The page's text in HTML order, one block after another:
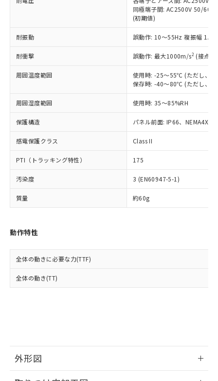
同極端子間: AC2500V 50/
(初期値)
耐振動 誤動作: 10～55Hz 複振幅
耐衝撃 誤動作: 最大1000m/s2 (接点
周囲温度範囲
使用時: -25～55℃ (ただし、氷
保存時: -40～80℃ (ただし、氷
周囲湿度範囲 使用時: 35～85%RH
保護構造 パネル前面: IP66、NEMA4X,
感電保護クラス Class II
PTI（トラッキング特性） 175
汚染度 3 (EN60947-5-1)
質量 約60g
動作特性
全体の動きに必要な力(TTF)
全体の動き(TT)
外形図
在庫状況および標準価格照会結果は、
記載している更新日時点での社内デー
タに基づき作成されるものであり、閲
覧された時点での実際の在庫および標
準価格とは異なる場合があることをご
正式な納期状況および標準価格はお客
様のお取引先、またはお客様担当のオ
ムロン制御機器販売店・当社販売員に
オムロン制御機器販売店や当社販売拠
販売ネットワーク
」をご確認
在庫状況および標準価格結果を当社の
事前の承諾なく第三者に漏洩または開
示しないようお願いします。
マイパーツ機能（部品リスト作成サー
ビス）をご利用いただくには、I-Web
メンバーズにご登録されている必要が
引・商談に必要な範囲で利用すること
をご了承ください。
※当社の共同利用者とは、
の共同利用に関して"
の「1.共同利
むを得ず変更することがあります。
六価クロム(Cr(Ⅵ)) 1000ppm以下、ポリ臭化ビフェニル
類(PBB) 1000ppm以下、ポリ臭化ジフェニルエーテル類
(PBDE) 1000ppm以下、フタル酸ビス(2-エチルヘキシ
ル) (DEHP)(別名：DOP) 1000ppm以下、フタル酸ブチ
ルベンジル（BBP） 1000ppm以下、フタル酸ジブチル
（DBP） 1000ppm以下、フタル酸ジイソブチル
適用除外項目は除く。
フタル酸エステル類の４物質については閾値を超える意
図的な使用がないことを確認しています。
部品在庫の切り替え状況などにより、予定
月が前後することがあります。
とができます。
51物質の非含有証明書（当社基準）
欄に対応日を記載しておりました。
既に当社にて対応品への在庫切替を完了
していることから、特段のことがない限
「－」：未確認です。当社販売部門へお問
*中国RoHS10物質の基準値 (GB/T26572)：
Pb(鉛) :1000ppm、 Hg(水銀) : 1000ppm、 Cd(カドミウ
Cr(Ⅵ)(六価クロム) : 1000ppm、 PBBs(ポリ臭化ビフェ
DBP(フタル酸ジブチル) : 1000ppm、 DIBP(フタル酸ジ
イソブチル) : 1000ppm、 BBP(フタル酸ブチルベンジ
DEHP(フタル酸ビス(2-エチルヘキシル)) : 1000ppm
※2 環境保護使用期限
「ｅ」：有害物質（10物質）のすべてが基
準値以下であることを示します。
「10」：通常の使用状況下において有害物
質が外部に漏えいし、環境に深刻な影響を
及ぼさない年数を意味します。
「－」：未確認です。当社販売部門へお問
い合わせください。
為替および外国貿易法に定める商品
（以下｢規制貨物等」という）を輸出
または国外への提供する場合は、日本
国政府の輸出許可(または役務取引許
可)を取得するなどの必要な手続きを
当社は規制貨物を破棄する場合は、完
全に破砕するなど、違法に輸出されな
いよう必要な手段を講じます。
当社は貴社製品を、核兵器、ミサイ
ル、化学兵器、生物兵器またはその他
武器並びにこれらの製造装置等に一切
当社は、貴社製品を第三者に販売する
場合は、上記1、2および3の内容を当
該第三者に通知します。また当社は、
販売先および販売に係わる関係者が違
法に輸出するおそれがある場合は、取
り引きをいたしません。
一定数以上の在庫あり
一定数には満たないが在庫あり
在庫なし(最新の在庫状況につ
いては、お客様のお取引先、ま
たはお客様担当のオムロン制御
機器販売店・当社販売員にご確
受注生産機種、また在庫状況の
情報を公開していない機種